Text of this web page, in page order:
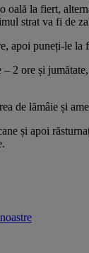
oală la fiert,
strat va fi de
apoi puneți-le la
2 ore și jumătate,
de lămâie și
și apoi